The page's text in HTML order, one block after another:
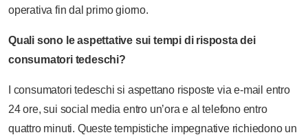
operativa fin dal primo giorno.
Quali sono le aspettative sui tempi di risposta dei
consumatori tedeschi?
I consumatori tedeschi si aspettano risposte via e-mail entro
24 ore, sui social media entro un’ora e al telefono entro
quattro minuti. Queste tempistiche impegnative richiedono un